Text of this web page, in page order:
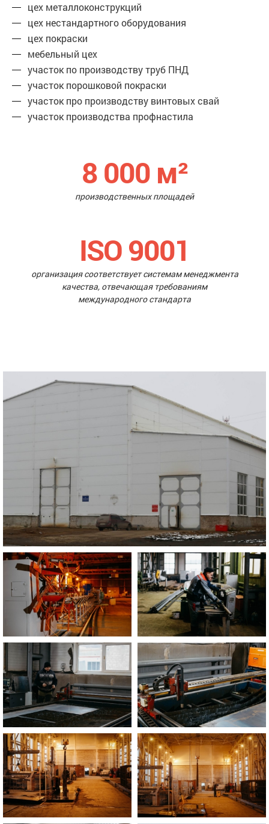
цех металлоконструкций
цех нестандартного оборудования
цех покраски
мебельный цех
участок по производству труб ПНД
участок порошковой покраски
участок про производству винтовых свай
участок производства профнастила
8 000 м²
производственных площадей
ISO 9001
организация соответствует системам менеджмента
качества, отвечающая требованиям
международного стандарта